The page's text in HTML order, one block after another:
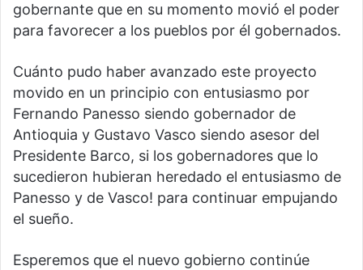
gobernante que en su momento movió el poder
para favorecer a los pueblos por él gobernados.
Cuánto pudo haber avanzado este proyecto
movido en un principio con entusiasmo por
Fernando Panesso siendo gobernador de
Antioquia y Gustavo Vasco siendo asesor del
Presidente Barco, si los gobernadores que lo
sucedieron hubieran heredado el entusiasmo de
Panesso y de Vasco! para continuar empujando
el sueño.
Esperemos que el nuevo gobierno continúe